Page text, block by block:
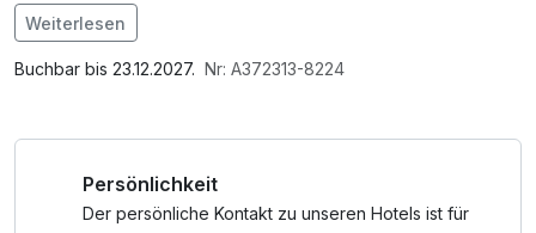
Zu ebner Erde werden Sie mit den besten regionalen Bio-
Schmankerln verwöhnt, die Sie im Bio-Restaurant oder auf
der Weitblickterrasse genießen können. Entspannen Sie im
In der Oststeiermark gibt es eine lange Tradition des
Ballonfahrens.
Im Angebot enthalten
1 x Welcome Drink, 1 Flasche Mineralwasser,
Nutzung / Internetnutzung, kostenfreier Kaffee/Tee im
Zimmer, Tageszeitung, ganztägige Nutzung
Weiterlesen
Buchbar bis 23.12.2027. Nr: A372313-8224
Persönlichkeit
Der persönliche Kontakt zu unseren Hotels ist für